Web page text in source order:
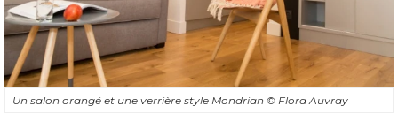
Un salon orangé et une verrière style Mondrian © Flora Auvray